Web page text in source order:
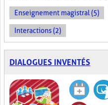
Enseignement magistral (5)
Interactions (2)
DIALOGUES INVENTÉS